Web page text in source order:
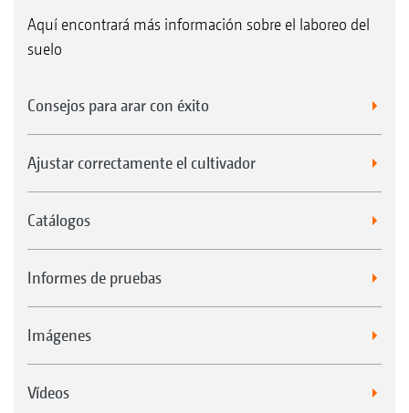
adecuado para altas velocidades de trabajo y
suelos pedregosos.
adecuado para altas velocidades de trabajo y
Rodamiento de rodillos
Sistema de rastras* para los rodillos de avance SW,
PW, KW y UW
Aquí encontrará más información sobre el laboreo del
suelo
Consejos para arar con éxito
Ajustar correctamente el cultivador
Catálogos
Informes de pruebas
Imágenes
Vídeos